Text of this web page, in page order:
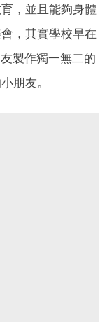
，並且能夠身體
，其實學校早在
製作獨一無二的
朋友。